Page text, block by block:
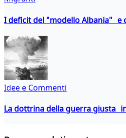
I deficit del "modello Albania" e
Idee e Commenti
La dottrina della guerra giusta